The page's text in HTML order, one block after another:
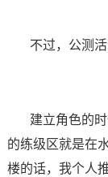
不过，公测活
建立角色的时
的练级区就是在
楼的话，我个人